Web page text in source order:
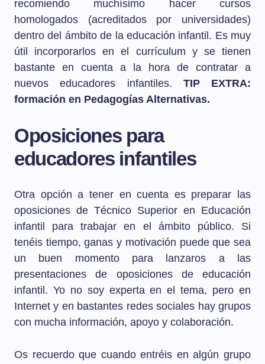
recomiendo muchísimo hacer cursos
homologados (acreditados por universidades)
dentro del ámbito de la educación infantil. Es muy
útil incorporarlos en el currículum y se tienen
bastante en cuenta a la hora de contratar a
nuevos educadores infantiles. TIP EXTRA:
formación en Pedagogías Alternativas.
Oposiciones para
educadores infantiles
Otra opción a tener en cuenta es preparar las
oposiciones de Técnico Superior en Educación
infantil para trabajar en el ámbito público. Si
tenéis tiempo, ganas y motivación puede que sea
un buen momento para lanzaros a las
presentaciones de oposiciones de educación
infantil. Yo no soy experta en el tema, pero en
Internet y en bastantes redes sociales hay grupos
con mucha información, apoyo y colaboración.
Os recuerdo que cuando entréis en algún grupo